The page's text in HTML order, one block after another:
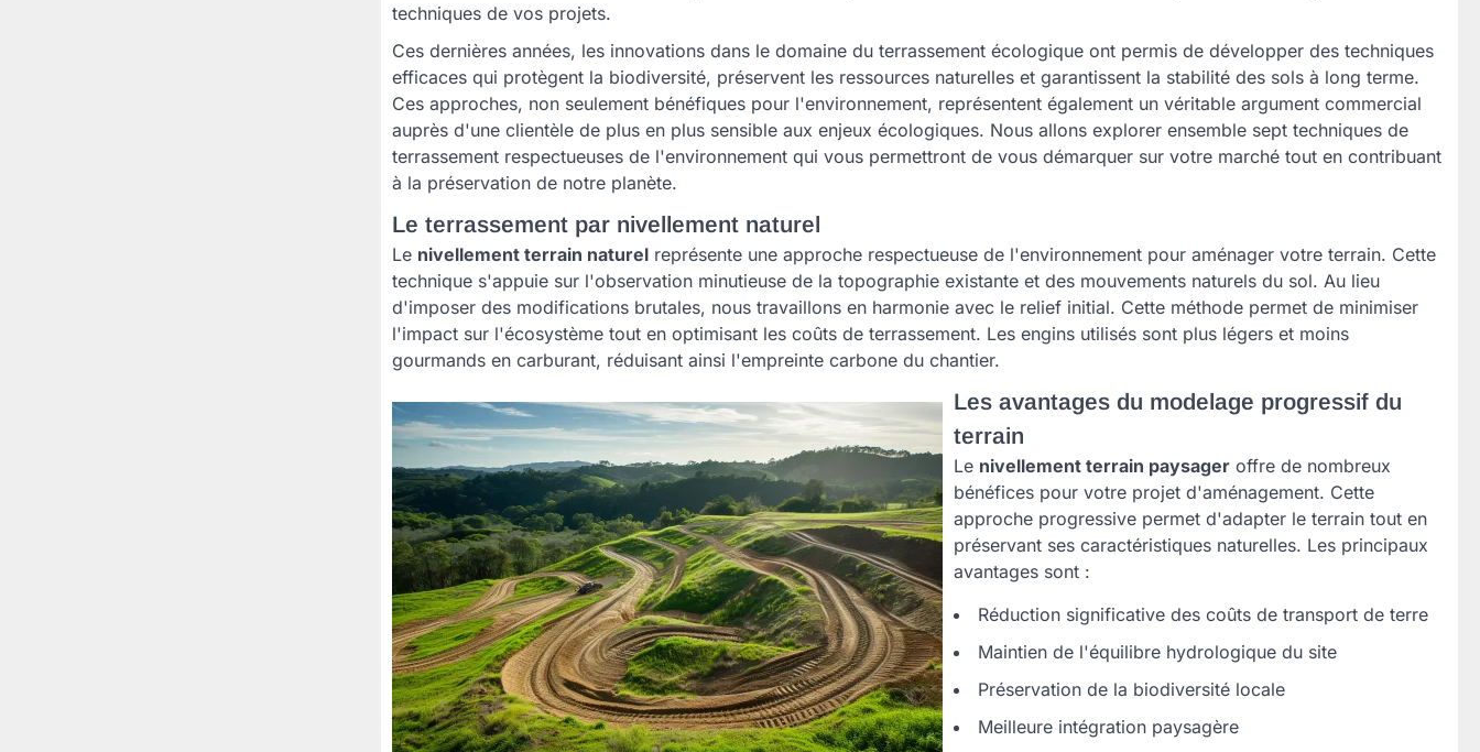
techniques de vos projets.
Ces dernières années, les innovations dans le domaine du terrassement écologique ont permis de développer des techniques
efficaces qui protègent la biodiversité, préservent les ressources naturelles et garantissent la stabilité des sols à long terme.
Ces approches, non seulement bénéfiques pour l'environnement, représentent également un véritable argument commercial
auprès d'une clientèle de plus en plus sensible aux enjeux écologiques. Nous allons explorer ensemble sept techniques de
terrassement respectueuses de l'environnement qui vous permettront de vous démarquer sur votre marché tout en contribuant
à la préservation de notre planète.
Le terrassement par nivellement naturel
Le nivellement terrain naturel représente une approche respectueuse de l'environnement pour aménager votre terrain. Cette
technique s'appuie sur l'observation minutieuse de la topographie existante et des mouvements naturels du sol. Au lieu
d'imposer des modifications brutales, nous travaillons en harmonie avec le relief initial. Cette méthode permet de minimiser
l'impact sur l'écosystème tout en optimisant les coûts de terrassement. Les engins utilisés sont plus légers et moins
gourmands en carburant, réduisant ainsi l'empreinte carbone du chantier.
Les avantages du modelage progressif du
terrain
Le nivellement terrain paysager offre de nombreux
bénéfices pour votre projet d'aménagement. Cette
approche progressive permet d'adapter le terrain tout en
préservant ses caractéristiques naturelles. Les principaux
avantages sont :
Réduction significative des coûts de transport de terre
Maintien de l'équilibre hydrologique du site
Préservation de la biodiversité locale
Meilleure intégration paysagère